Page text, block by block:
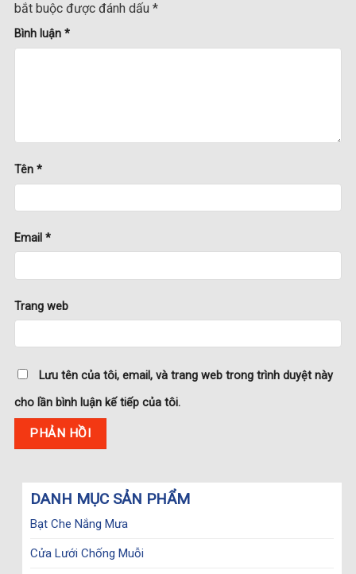
bắt buộc được đánh dấu *
Bình luận *
Tên *
Email *
Trang web
Lưu tên của tôi, email, và trang web trong trình duyệt này
cho lần bình luận kế tiếp của tôi.
DANH MỤC SẢN PHẨM
Bạt Che Nắng Mưa
Cửa Lưới Chống Muỗi